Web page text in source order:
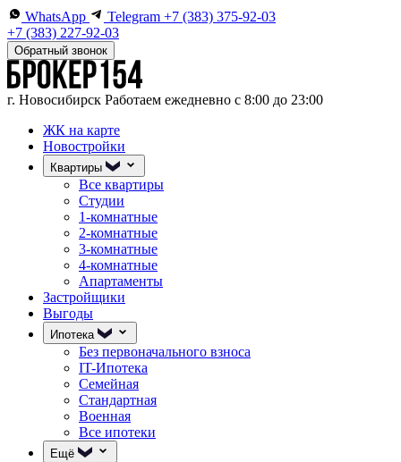
WhatsApp Telegram +7 (383) 375-92-03
+7 (383) 227-92-03
Обратный звонок
г. Новосибирск Работаем ежедневно с 8:00 до 23:00
ЖК на карте
Новостройки
Квартиры
Все квартиры
Студии
1-комнатные
2-комнатные
3-комнатные
4-комнатные
Апартаменты
Застройщики
Выгоды
Ипотека
Без первоначального взноса
IT-Ипотека
Семейная
Стандартная
Военная
Все ипотеки
Ещё